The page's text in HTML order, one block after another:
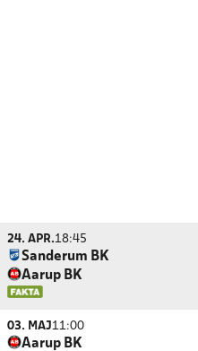
24. APR.18:45
Sanderum BK
Aarup BK
03. MAJ11:00
Aarup BK